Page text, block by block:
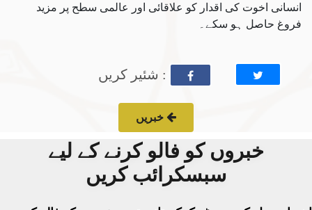
انسانی اخوت کی اقدار کو علاقائی اور عالمی سطح پر مزید
فروغ حاصل ہو سکے۔
: شئیر کریں
خبریں
خبروں کو فالو کرنے کے لیے
سبسکرائب کریں